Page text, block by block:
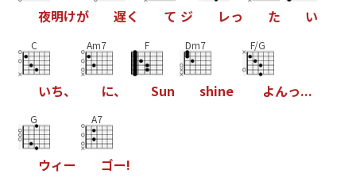
夜明けが 遅く て ジ レっ た い
C
いち、
Am7
に、
F
Sun
Dm7
shine
F/G
よんっ...
G
ウィー
A7
ゴー!